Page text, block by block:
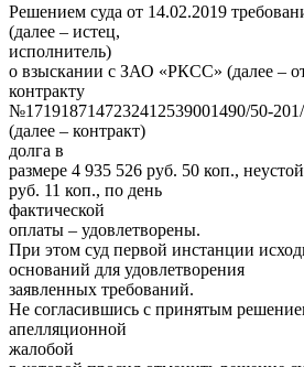
Решением суда от 14.02.2019
(далее – истец,
исполнитель)
о взыскании с ЗАО «РКСС» (далее –
контракту
№1719187147232412539001490/50-
(далее – контракт)
долга в
размере 4 935 526 руб. 50 коп.,
руб. 11 коп., по день
фактической
оплаты – удовлетворены.
При этом суд первой инстанции
оснований для удовлетворения
заявленных требований.
Не согласившись с принятым
апелляционной
жалобой